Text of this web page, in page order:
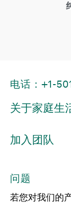
电话：+1-
关于家庭生
加入团队
问题
若您对我们的